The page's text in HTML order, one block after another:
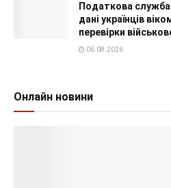
Податкова
дані українців
перевірки
06.08.2026
Онлайн новини